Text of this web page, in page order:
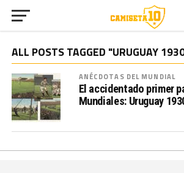
ALL POSTS TAGGED "URUGUAY
ANÉCDOTAS DEL MUNDIAL
El accidentado primer
Mundiales: Uruguay